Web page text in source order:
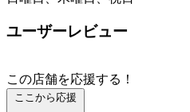
ユーザーレビュー
この店舗を応援する！
ここから応援